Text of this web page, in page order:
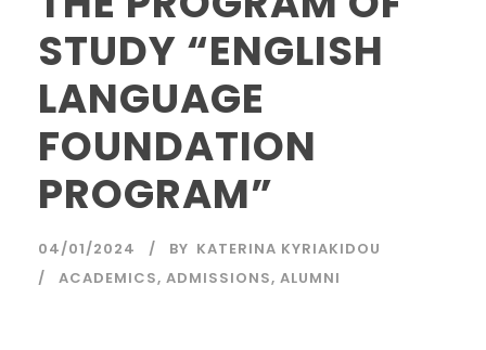
STUDY “ENGLISH
LANGUAGE
FOUNDATION
PROGRAM”
04/01/2024 BY KATERINA KYRIAKIDOU
ACADEMICS, ADMISSIONS, ALUMNI